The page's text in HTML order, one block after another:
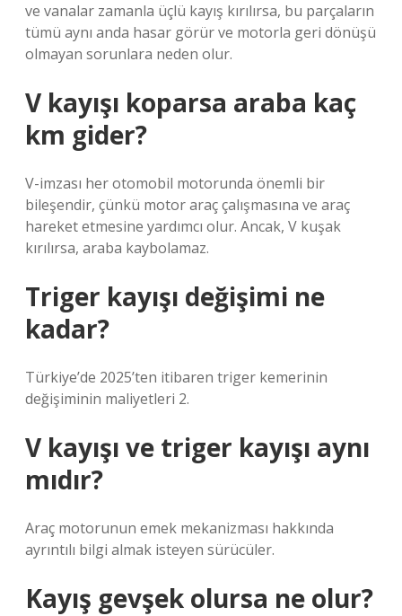
ve vanalar zamanla üçlü kayış kırılırsa, bu parçaların
tümü aynı anda hasar görür ve motorla geri dönüşü
olmayan sorunlara neden olur.
V kayışı koparsa araba kaç
km gider?
V-imzası her otomobil motorunda önemli bir
bileşendir, çünkü motor araç çalışmasına ve araç
hareket etmesine yardımcı olur. Ancak, V kuşak
kırılırsa, araba kaybolamaz.
Triger kayışı değişimi ne
kadar?
Türkiye’de 2025’ten itibaren triger kemerinin
değişiminin maliyetleri 2.
V kayışı ve triger kayışı aynı
mıdır?
Araç motorunun emek mekanizması hakkında
ayrıntılı bilgi almak isteyen sürücüler.
Kayış gevşek olursa ne olur?